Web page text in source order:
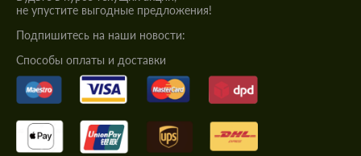
не упустите выгодные предложения!
Подпишитесь на наши новости:
Cпособы оплаты и доставки